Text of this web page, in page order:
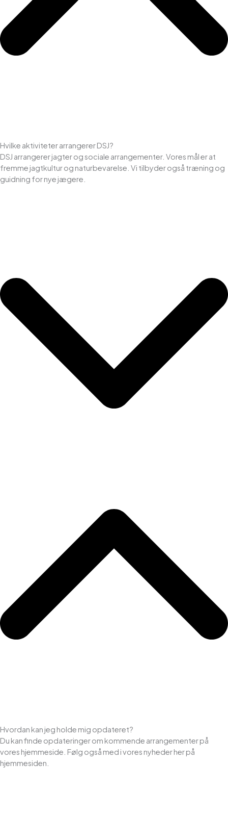
Hvilke aktiviteter arrangerer DSJ?
DSJ arrangerer jagter og sociale arrangementer. Vores mål er at
fremme jagtkultur og naturbevarelse. Vi tilbyder også træning og
guidning for nye jægere.
Hvordan kan jeg holde mig opdateret?
Du kan finde opdateringer om kommende arrangementer på
vores hjemmeside. Følg også med i vores nyheder her på
hjemmesiden.